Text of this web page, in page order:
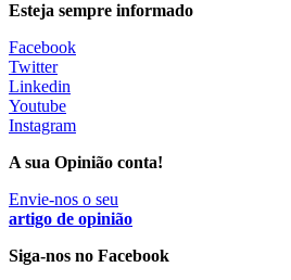
MAIS NOTÍCIAS
Sindicato diz que nova carreira de
estabilidade no SNS
6 Ago, 2026
Mais de 400 utentes beneficiaram de
para tratamentos de infertilidade na
6 Ago, 2026 0 Comments
Esteja sempre informado
Facebook
Twitter
Linkedin
Youtube
Instagram
A sua Opinião conta!
Envie-nos o seu
artigo de opinião
Siga-nos no Facebook